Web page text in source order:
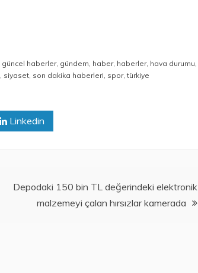
güncel haberler, gündem, haber, haberler, hava durumu,
, siyaset, son dakika haberleri, spor,türkiye
Linkedin
Depodaki 150 bin TL değerindeki elektronik
malzemeyi çalan hırsızlar kamerada